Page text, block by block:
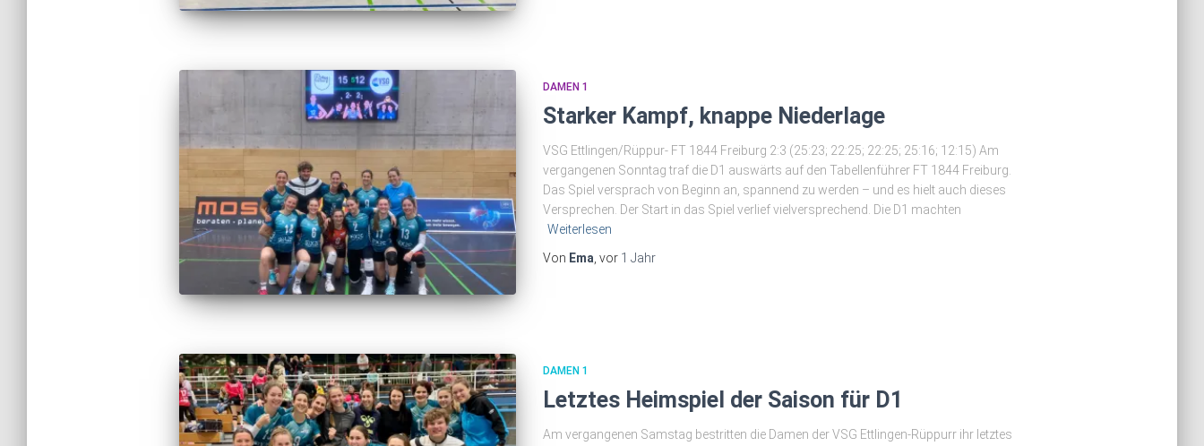
DAMEN 1
Starker Kampf, knappe Niederlage
VSG Ettlingen/Rüppur- FT 1844 Freiburg 2:3 (25:23; 22:25; 22:25; 25:16; 12:15) Am
vergangenen Sonntag traf die D1 auswärts auf den Tabellenführer FT 1844 Freiburg.
Das Spiel versprach von Beginn an, spannend zu werden – und es hielt auch dieses
Versprechen. Der Start in das Spiel verlief vielversprechend. Die D1 machten
Weiterlesen
Von Ema, vor 1 Jahr
DAMEN 1
Letztes Heimspiel der Saison für D1
Am vergangenen Samstag bestritten die Damen der VSG Ettlingen-Rüppurr ihr letztes